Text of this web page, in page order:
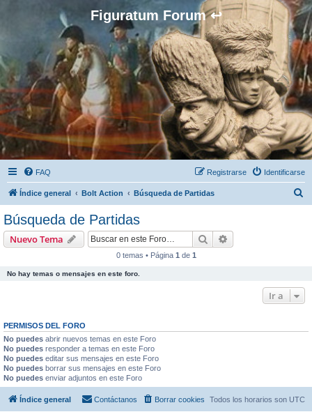
Figuratum Forum ↩
FAQ Identificarse
Registrarse
Índice general Bolt Action Búsqueda de Partidas
Búsqueda de Partidas
Nuevo Tema Buscar
0 temas • Página 1 de 1
No hay temas o mensajes en este foro.
Ir a
PERMISOS DEL FORO
No puedes abrir nuevos temas en este Foro
No puedes responder a temas en este Foro
No puedes editar sus mensajes en este Foro
No puedes borrar sus mensajes en este Foro
No puedes enviar adjuntos en este Foro
Índice general Todos los horarios son UTC
Borrar cookies
Contáctanos